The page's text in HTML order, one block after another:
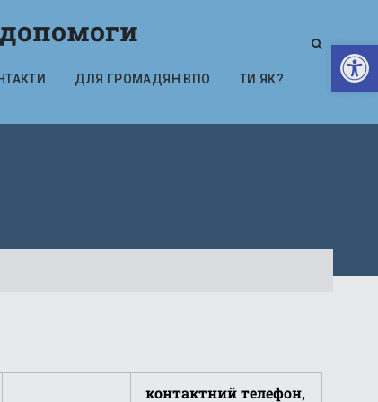
Відкрити Панель інструментів
ДЛЯ ГРОМАДЯН ВПО ТИ ЯК?
контактний телефон,